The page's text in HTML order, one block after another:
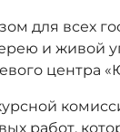
для всех
и живой
центра
ной
работ,